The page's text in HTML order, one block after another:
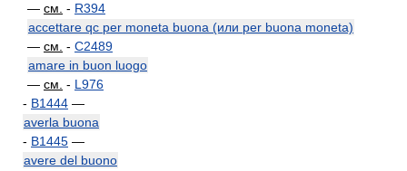
— см. - R394
accettare qc per moneta buona (или per buona moneta)
— см. - C2489
amare in buon luogo
— см. - L976
- B1444 —
averla buona
- B1445 —
avere del buono